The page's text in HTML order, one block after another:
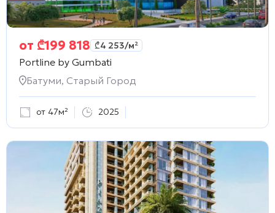
от ₾199 818 ₾4 253/м²
Portline by Gumbati
Батуми, Старый Город
от 47м² 2025